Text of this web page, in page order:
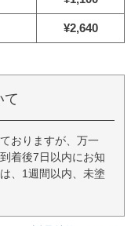
¥2,640
て
おりますが、万一
着後7日以内にお知
、1週間以内、未塗